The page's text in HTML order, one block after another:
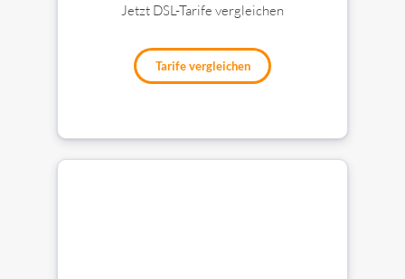
Jetzt DSL-Tarife vergleichen
Tarife vergleichen